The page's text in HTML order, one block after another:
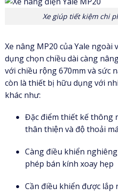
Xe giúp tiết kiệm chi
Xe nâng MP20 của Yale
dụng chọn chiều dài càng
với chiều rộng 670mm và sức
còn là thiết bị hữu dụng với
khác như:
Đặc điểm thiết kế thông
thân thiện và độ thoải
Càng điều khiển
phép bán kính xoay hẹp
Cần điều khiển được